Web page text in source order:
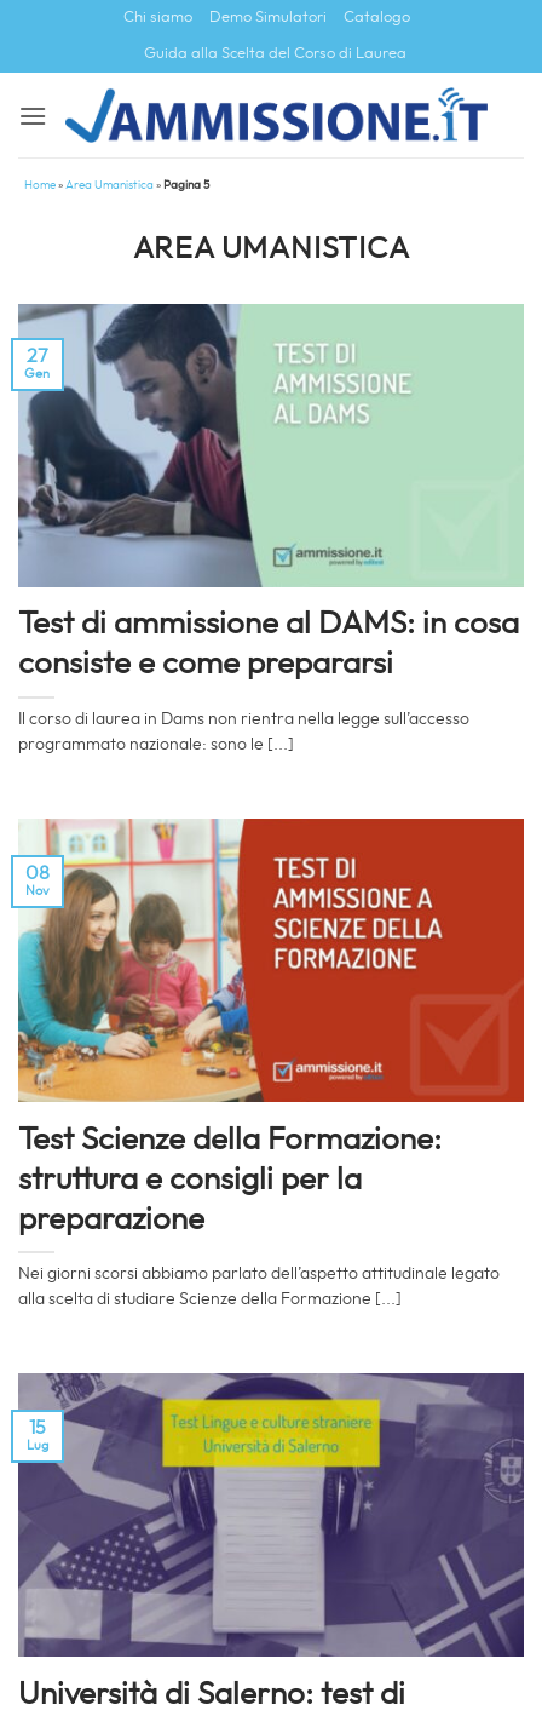
contenuti
Chi siamo Demo Simulatori Catalogo
Guida alla Scelta del Corso di Laurea
Home » Area Umanistica » Pagina 5
AREA UMANISTICA
Test di ammissione al DAMS: in cosa
consiste e come prepararsi
Il corso di laurea in Dams non rientra nella legge sull’accesso
programmato nazionale: sono le [...]
27
Gen
Test Scienze della Formazione:
struttura e consigli per la
preparazione
Nei giorni scorsi abbiamo parlato dell’aspetto attitudinale legato
alla scelta di studiare Scienze della Formazione [...]
08
Nov
Università di Salerno: test di
15
Lug